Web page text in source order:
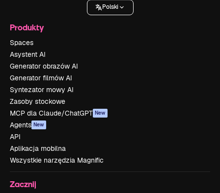
Polski
Produkty
Spaces
Asystent AI
Generator obrazów AI
Generator filmów AI
Syntezator mowy AI
Zasoby stockowe
MCP dla Claude/ChatGPT New
Agents New
API
Aplikacja mobilna
Wszystkie narzędzia Magnific
Zacznij